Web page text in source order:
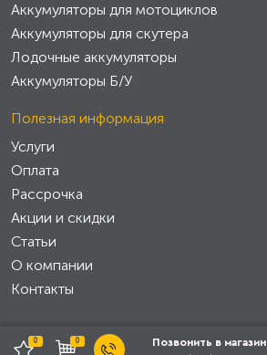
0 0 Позвонить в магазин
Аккумуляторы для мотоциклов
Аккумуляторы для скутера
Лодочные аккумуляторы
Аккумуляторы Б/У
Полезная информация
Услуги
Оплата
Рассрочка
Акции и скидки
Статьи
О компании
Контакты